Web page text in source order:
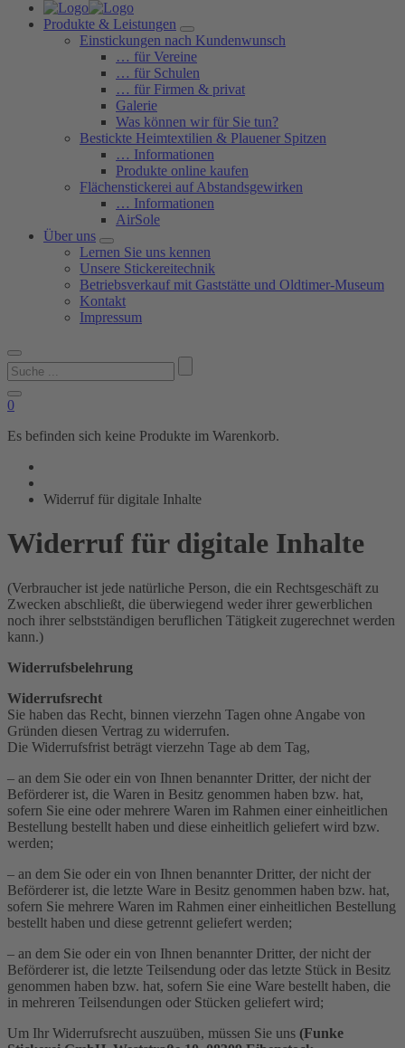
Produkte & Leistungen
Einstickungen nach Kundenwunsch
… für Vereine
… für Schulen
… für Firmen & privat
Galerie
Was können wir für Sie tun?
Bestickte Heimtextilien & Plauener Spitzen
… Informationen
Produkte online kaufen
Flächenstickerei auf Abstandsgewirken
… Informationen
AirSole
Über uns
Lernen Sie uns kennen
Unsere Stickereitechnik
Betriebsverkauf mit Gaststätte und Oldtimer-Museum
Kontakt
Impressum
Suchen
nach:
0
Es befinden sich keine Produkte im Warenkorb.
Widerruf für digitale Inhalte
Widerruf für digitale Inhalte
(Verbraucher ist jede natürliche Person, die ein Rechtsgeschäft zu
Zwecken abschließt, die überwiegend weder ihrer gewerblichen
noch ihrer selbstständigen beruflichen Tätigkeit zugerechnet werden
kann.)
Widerrufsbelehrung
Widerrufsrecht
Sie haben das Recht, binnen vierzehn Tagen ohne Angabe von
Gründen diesen Vertrag zu widerrufen.
Die Widerrufsfrist beträgt vierzehn Tage ab dem Tag,
– an dem Sie oder ein von Ihnen benannter Dritter, der nicht der
Beförderer ist, die Waren in Besitz genommen haben bzw. hat,
sofern Sie eine oder mehrere Waren im Rahmen einer einheitlichen
Bestellung bestellt haben und diese einheitlich geliefert wird bzw.
werden;
– an dem Sie oder ein von Ihnen benannter Dritter, der nicht der
Beförderer ist, die letzte Ware in Besitz genommen haben bzw. hat,
sofern Sie mehrere Waren im Rahmen einer einheitlichen Bestellung
bestellt haben und diese getrennt geliefert werden;
– an dem Sie oder ein von Ihnen benannter Dritter, der nicht der
Beförderer ist, die letzte Teilsendung oder das letzte Stück in Besitz
genommen haben bzw. hat, sofern Sie eine Ware bestellt haben, die
in mehreren Teilsendungen oder Stücken geliefert wird;
Um Ihr Widerrufsrecht auszuüben, müssen Sie uns (Funke